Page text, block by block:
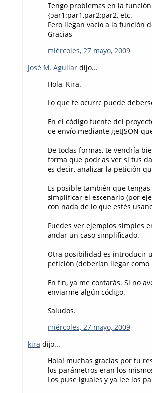
Tengo problemas en la
{par1:par1,par2:par2, etc.
Pero llegan vacío a la función
Gracias
miércoles, 27 mayo, 2009
josé M. Aguilar dijo...
Hola, Kira.
Lo que te ocurre puede
En el código fuente del
de envío mediante getJSON
De todas formas, te vendría
forma que podrías ver si tus
es decir, analizar la petición
Es posible también que
simplificar el escenario (por
con nada de lo que estés
Puedes ver ejemplos simples
andar un caso simplificado.
Otra posibilidad es introducir
petición (deberían llegar como
En fin, ya me contarás. Si no
enviarme algún código.
Saludos.
miércoles, 27 mayo, 2009
kira dijo...
Hola! muchas gracias por tu
los parámetros eran los
Los puse iguales y ya lee los